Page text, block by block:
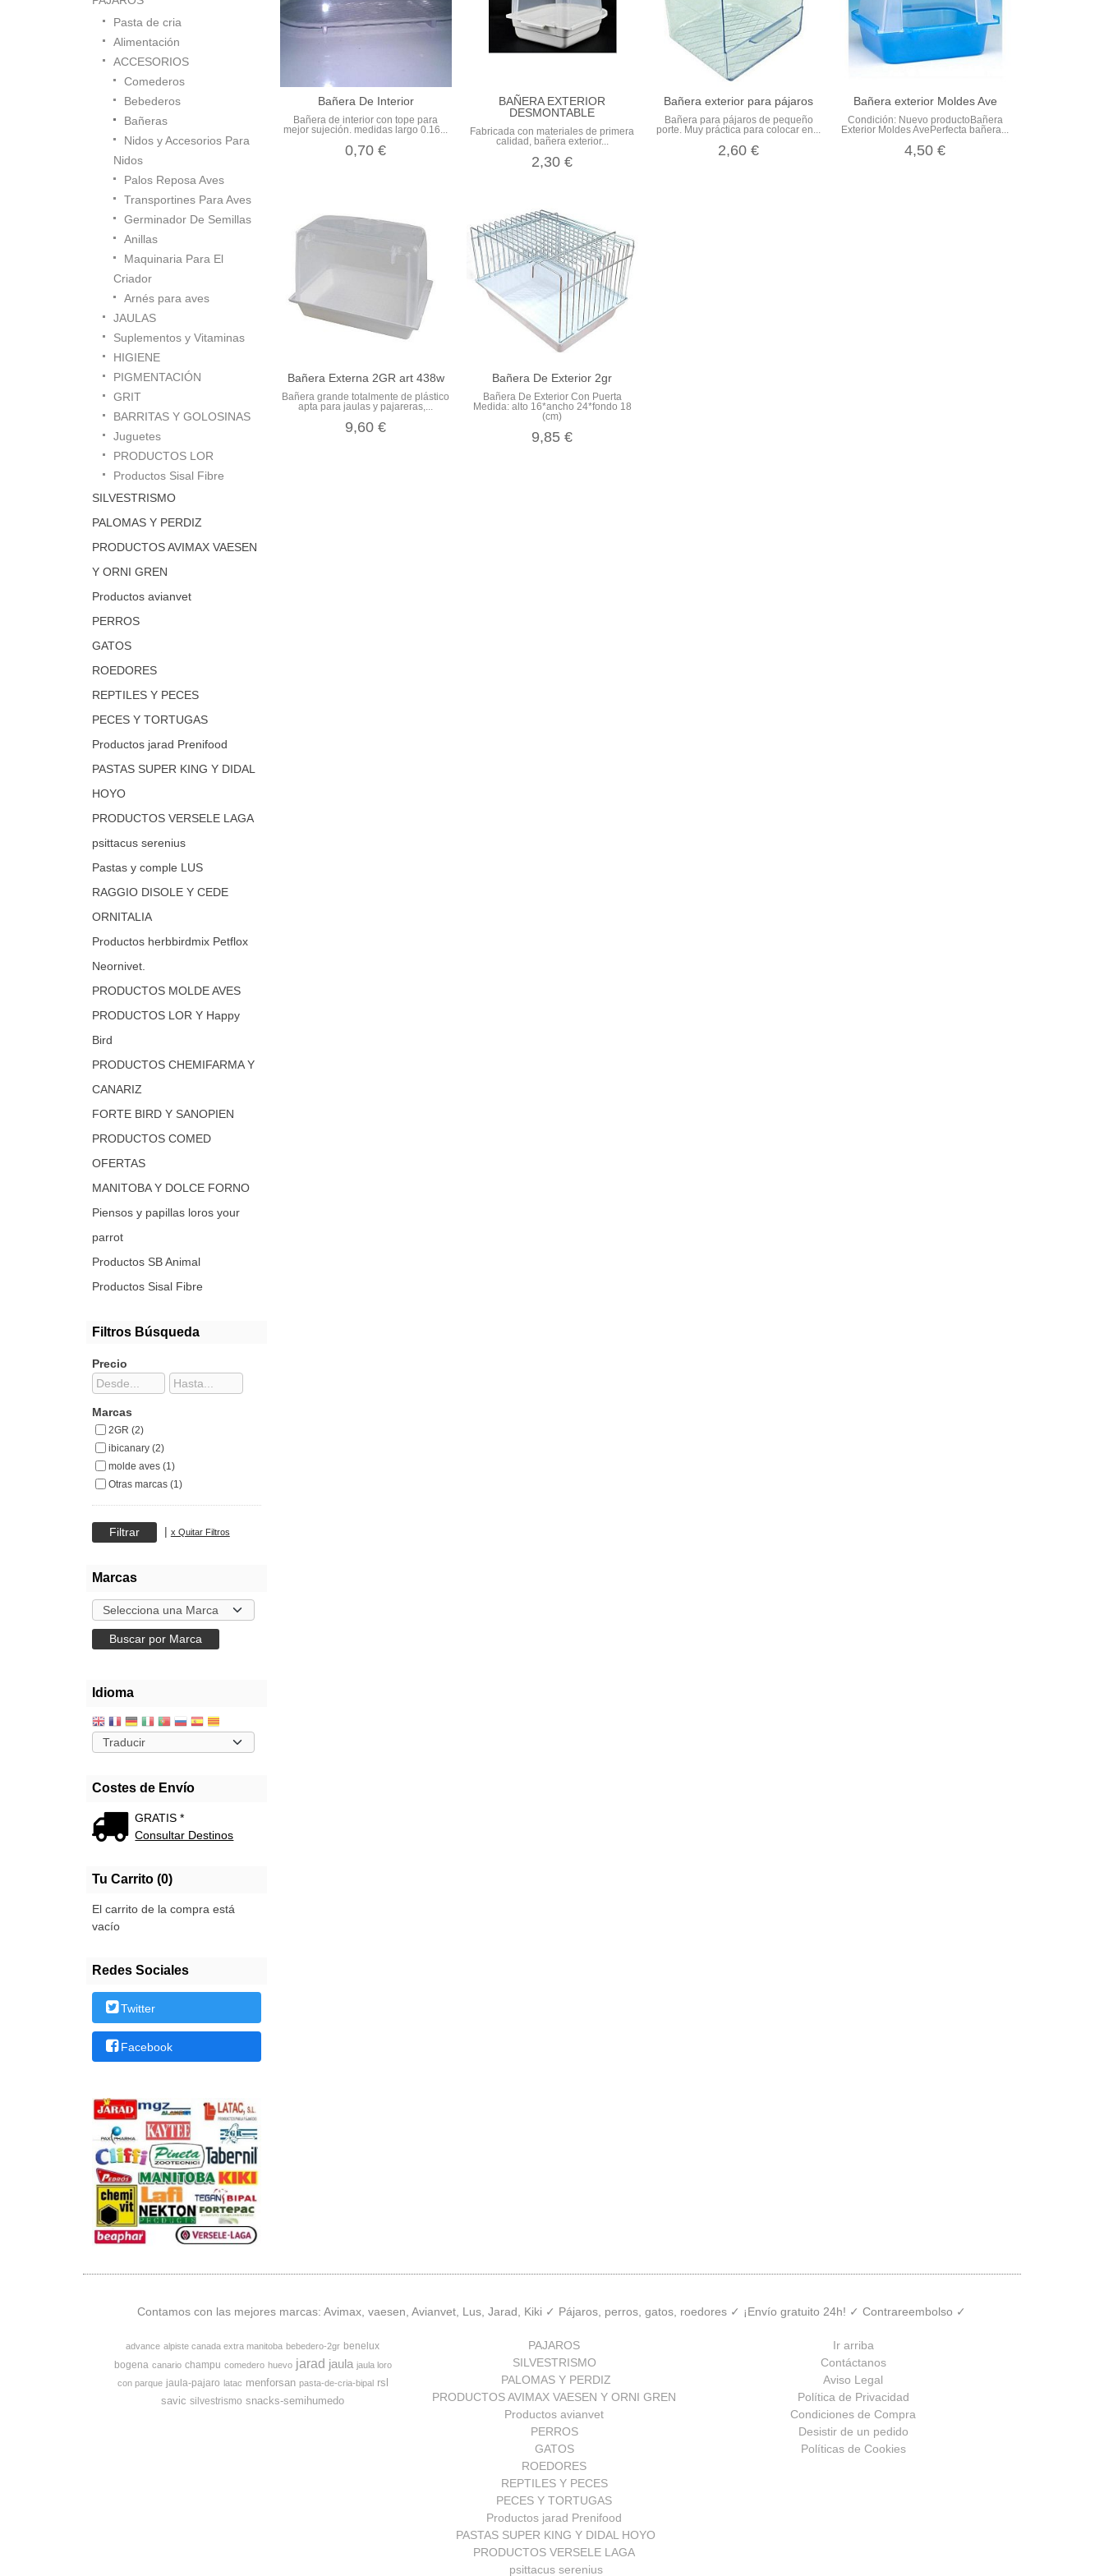
Pasta de cria
Alimentación
ACCESORIOS
Comederos
Bebederos
Bañeras
Nidos y Accesorios Para
Nidos
Palos Reposa Aves
Transportines Para Aves
Germinador De Semillas
Anillas
Maquinaria Para El
Criador
Arnés para aves
JAULAS
Suplementos y Vitaminas
HIGIENE
PIGMENTACIÓN
GRIT
BARRITAS Y GOLOSINAS
Juguetes
PRODUCTOS LOR
Productos Sisal Fibre
SILVESTRISMO
PALOMAS Y PERDIZ
PRODUCTOS AVIMAX VAESEN
Y ORNI GREN
Productos avianvet
PERROS
GATOS
ROEDORES
REPTILES Y PECES
PECES Y TORTUGAS
Productos jarad Prenifood
PASTAS SUPER KING Y DIDAL
HOYO
PRODUCTOS VERSELE LAGA
psittacus serenius
Pastas y comple LUS
RAGGIO DISOLE Y CEDE
ORNITALIA
Productos herbbirdmix Petflox
Neornivet.
PRODUCTOS MOLDE AVES
PRODUCTOS LOR Y Happy
Bird
PRODUCTOS CHEMIFARMA Y
CANARIZ
FORTE BIRD Y SANOPIEN
PRODUCTOS COMED
OFERTAS
MANITOBA Y DOLCE FORNO
Piensos y papillas loros your
parrot
Productos SB Animal
Productos Sisal Fibre
Filtros Búsqueda
Precio
Marcas
2GR (2)
ibicanary (2)
molde aves (1)
Otras marcas (1)
| x Quitar Filtros
Marcas
Idioma
Costes de Envío
GRATIS *
Consultar Destinos
Tu Carrito (0)
El carrito de la compra está
vacío
Redes Sociales
Twitter
Facebook
Bañera De Interior
Bañera de interior con tope para
mejor sujeción. medidas largo 0.16...
0,70 €
BAÑERA EXTERIOR
DESMONTABLE
Fabricada con materiales de primera
calidad, bañera exterior...
2,30 €
Bañera exterior para pájaros
Bañera para pájaros de pequeño
porte. Muy práctica para colocar en...
2,60 €
Bañera exterior Moldes Ave
Condición: Nuevo productoBañera
Exterior Moldes AvePerfecta bañera...
4,50 €
Bañera Externa 2GR art 438w
Bañera grande totalmente de plástico
apta para jaulas y pajareras,...
9,60 €
Bañera De Exterior 2gr
Bañera De Exterior Con Puerta
Medida: alto 16*ancho 24*fondo 18
(cm)
9,85 €
Contamos con las mejores marcas: Avimax, vaesen, Avianvet, Lus, Jarad, Kiki ✓ Pájaros, perros, gatos, roedores ✓ ¡Envío gratuito 24h! ✓ Contrareembolso ✓
advance alpiste canada extra manitoba bebedero-2gr benelux
bogena canario champu comedero huevo jarad jaula jaula loro
con parque jaula-pajaro latac menforsan pasta-de-cria-bipal rsl
savic silvestrismo snacks-semihumedo
PAJAROS
SILVESTRISMO
PALOMAS Y PERDIZ
PRODUCTOS AVIMAX VAESEN Y ORNI GREN
Productos avianvet
PERROS
GATOS
ROEDORES
REPTILES Y PECES
PECES Y TORTUGAS
Productos jarad Prenifood
PASTAS SUPER KING Y DIDAL HOYO
PRODUCTOS VERSELE LAGA
psittacus serenius
Ir arriba
Contáctanos
Aviso Legal
Política de Privacidad
Condiciones de Compra
Desistir de un pedido
Políticas de Cookies